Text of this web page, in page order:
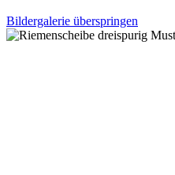
Bildergalerie überspringen